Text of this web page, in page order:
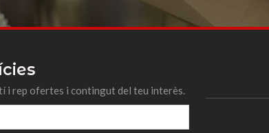
i rep ofertes i contingut del teu interès.